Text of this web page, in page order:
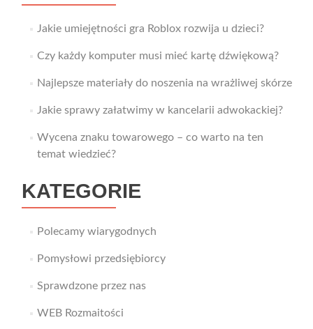
Jakie umiejętności gra Roblox rozwija u dzieci?
Czy każdy komputer musi mieć kartę dźwiękową?
Najlepsze materiały do noszenia na wrażliwej skórze
Jakie sprawy załatwimy w kancelarii adwokackiej?
Wycena znaku towarowego – co warto na ten
temat wiedzieć?
KATEGORIE
Polecamy wiarygodnych
Pomysłowi przedsiębiorcy
Sprawdzone przez nas
WEB Rozmaitości